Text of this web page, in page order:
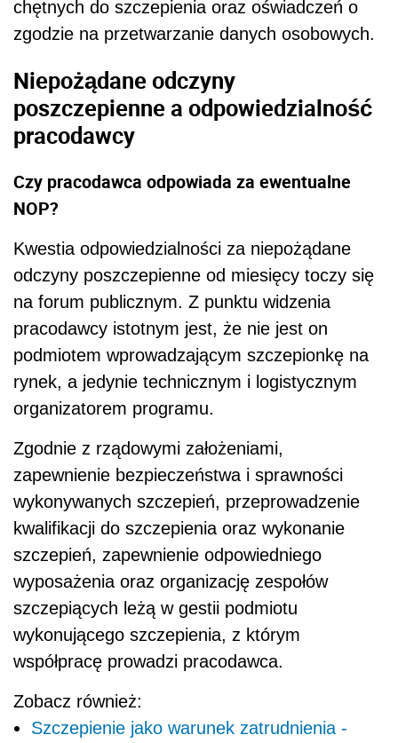
chętnych do szczepienia oraz oświadczeń o
zgodzie na przetwarzanie danych osobowych.
Niepożądane odczyny
poszczepienne a odpowiedzialność
pracodawcy
Czy pracodawca odpowiada za ewentualne
NOP?
Kwestia odpowiedzialności za niepożądane
odczyny poszczepienne od miesięcy toczy się
na forum publicznym. Z punktu widzenia
pracodawcy istotnym jest, że nie jest on
podmiotem wprowadzającym szczepionkę na
rynek, a jedynie technicznym i logistycznym
organizatorem programu.
Zgodnie z rządowymi założeniami,
zapewnienie bezpieczeństwa i sprawności
wykonywanych szczepień, przeprowadzenie
kwalifikacji do szczepienia oraz wykonanie
szczepień, zapewnienie odpowiedniego
wyposażenia oraz organizację zespołów
szczepiących leżą w gestii podmiotu
wykonującego szczepienia, z którym
współpracę prowadzi pracodawca.
Zobacz również:
Szczepienie jako warunek zatrudnienia -